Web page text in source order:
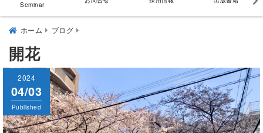
Seminar
ホーム ブログ
開花
2024
04/03
Published